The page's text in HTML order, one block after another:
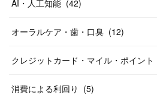
AI・人工知能 (42)
オーラルケア・歯・口臭 (12)
クレジットカード・マイル・ポイント
消費による利回り (5)